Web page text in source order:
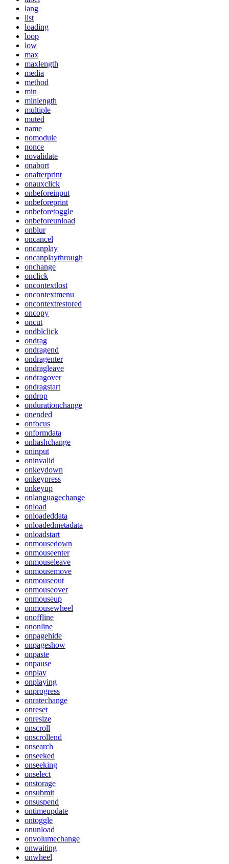
lang
list
loading
loop
low
max
maxlength
media
method
min
minlength
multiple
muted
name
nomodule
nonce
novalidate
onabort
onafterprint
onauxclick
onbeforeinput
onbeforeprint
onbeforetoggle
onbeforeunload
onblur
oncancel
oncanplay
oncanplaythrough
onchange
onclick
oncontextlost
oncontextmenu
oncontextrestored
oncopy
oncut
ondblclick
ondrag
ondragend
ondragenter
ondragleave
ondragover
ondragstart
ondrop
ondurationchange
onended
onfocus
onformdata
onhashchange
oninput
oninvalid
onkeydown
onkeypress
onkeyup
onlanguagechange
onload
onloadeddata
onloadedmetadata
onloadstart
onmousedown
onmouseenter
onmouseleave
onmousemove
onmouseout
onmouseover
onmouseup
onmousewheel
onoffline
ononline
onpagehide
onpageshow
onpaste
onpause
onplay
onplaying
onprogress
onratechange
onreset
onresize
onscroll
onscrollend
onsearch
onseeked
onseeking
onselect
onstorage
onsubmit
onsuspend
ontimeupdate
ontoggle
onunload
onvolumechange
onwaiting
onwheel